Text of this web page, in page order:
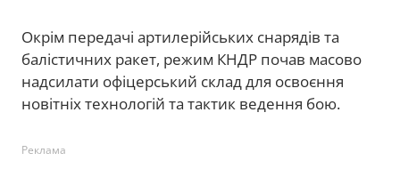
Окрім передачі артилерійських снарядів та
балістичних ракет, режим КНДР почав масово
надсилати офіцерський склад для освоєння
новітніх технологій та тактик ведення бою.
Реклама